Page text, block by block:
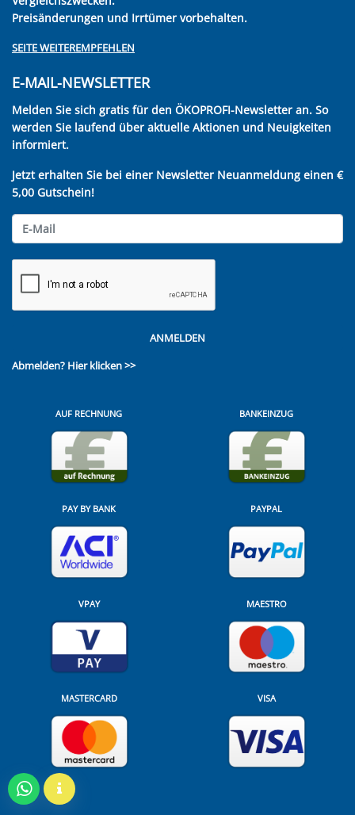
Preisänderungen und Irrtümer vorbehalten.
SEITE WEITEREMPFEHLEN
E-MAIL-NEWSLETTER
Melden Sie sich gratis für den ÖKOPROFI-Newsletter an. So
werden Sie laufend über aktuelle Aktionen und Neuigkeiten
informiert.
Jetzt erhalten Sie bei einer Newsletter Neuanmeldung einen €
5,00 Gutschein!
ANMELDEN
Abmelden? Hier klicken >>
AUF RECHNUNG BANKEINZUG
PAY BY BANK PAYPAL
VPAY MAESTRO
MASTERCARD VISA